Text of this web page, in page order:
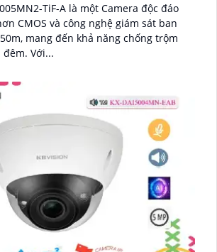
TiF-A là một Camera độc đáo
CMOS và công nghệ giám sát ban
mang đến khả năng chống trộm
hiệu quả vào ban đêm. Với...